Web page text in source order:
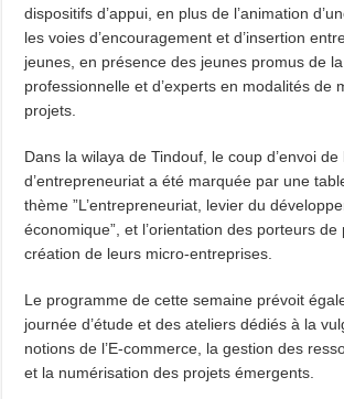
dispositifs d’appui, en plus de l’animation
les voies d’encouragement et d’insertion
jeunes, en présence des jeunes promus de
professionnelle et d’experts en modalités de
projets.
Dans la wilaya de Tindouf, le coup d’envoi
d’entrepreneuriat a été marquée par une
thème ”L’entrepreneuriat, levier du
économique”, et l’orientation des porteurs
création de leurs micro-entreprises.
Le programme de cette semaine prévoit
journée d’étude et des ateliers dédiés à la
notions de l’E-commerce, la gestion des
et la numérisation des projets émergents.